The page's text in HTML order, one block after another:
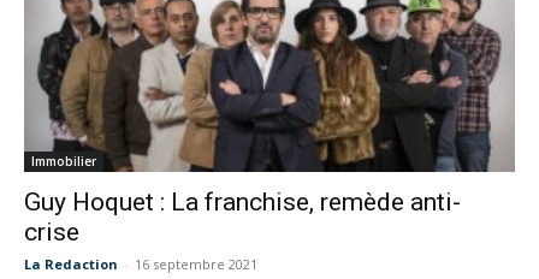
Immobilier
Guy Hoquet : La franchise, remède anti-
crise
La Redaction - 16 septembre 2021